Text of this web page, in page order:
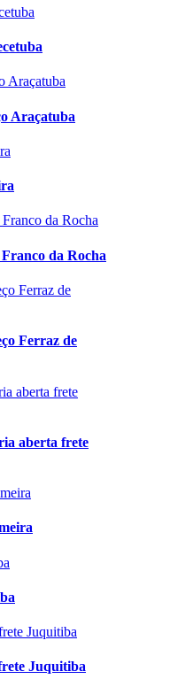
Araçatuba
da Rocha
Ferraz de
aberta frete
Juquitiba